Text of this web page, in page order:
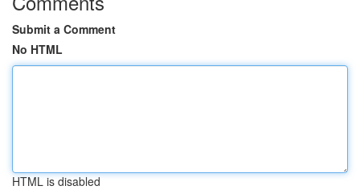
Submit a Comment
No HTML
HTML is disabled